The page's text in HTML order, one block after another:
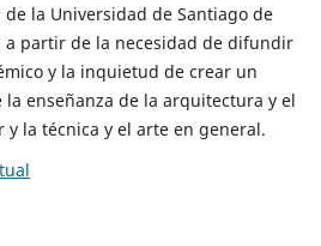
la Universidad de Santiago de
a partir de la necesidad de difundir
y la inquietud de crear un
enseñanza de la arquitectura y el
la técnica y el arte en general.